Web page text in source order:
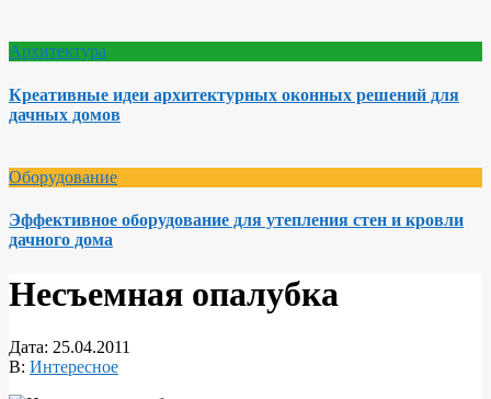
Архитектура
Креативные идеи архитектурных оконных решений для
дачных домов
Оборудование
Эффективное оборудование для утепления стен и кровли
дачного дома
Несъемная опалубка
Дата: 25.04.2011
В: Интересное